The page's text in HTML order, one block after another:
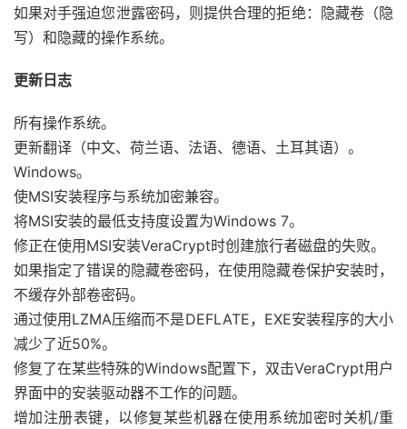
如果对手强迫您泄露密码，则提供合理的拒绝：隐藏卷（隐
写）和隐藏的操作系统。
更新日志
所有操作系统。
更新翻译（中文、荷兰语、法语、德语、土耳其语）。
Windows。
使MSI安装程序与系统加密兼容。
将MSI安装的最低支持度设置为Windows 7。
修正在使用MSI安装VeraCrypt时创建旅行者磁盘的失败。
如果指定了错误的隐藏卷密码，在使用隐藏卷保护安装时，
不缓存外部卷密码。
通过使用LZMA压缩而不是DEFLATE，EXE安装程序的大小
减少了近50%。
修复了在某些特殊的Windows配置下，双击VeraCrypt用户
界面中的安装驱动器不工作的问题。
增加注册表键，以修复某些机器在使用系统加密时关机/重